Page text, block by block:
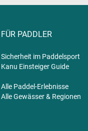
FÜR PADDLER
Sicherheit im Paddelsport
Kanu Einsteiger Guide
Alle Paddel-Erlebnisse
Alle Gewässer & Regionen